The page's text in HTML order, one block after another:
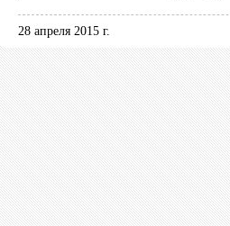
28 апреля 2015 г.